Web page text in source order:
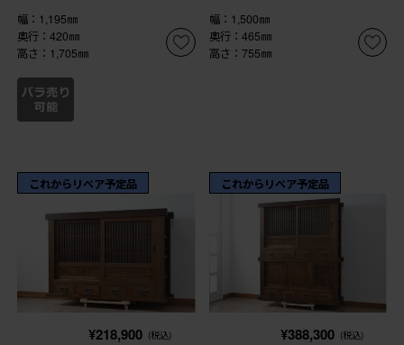
幅：1,195㎜
奥行：420㎜
高さ：1,705㎜
幅：1,500㎜
奥行：465㎜
高さ：755㎜
これからリペア予定品
¥218,900 (税込)
これからリペア予定品
¥388,300 (税込)